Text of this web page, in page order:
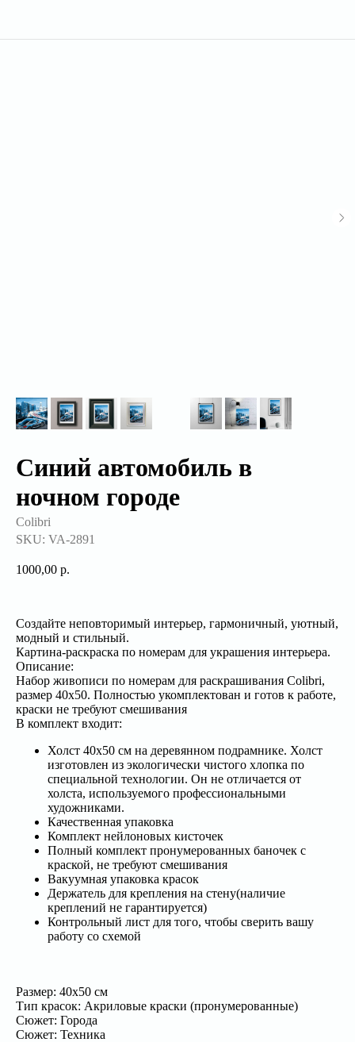
Синий автомобиль в
ночном городе
Colibri
SKU: VA-2891
1000,00 р.
Создайте неповторимый интерьер, гармоничный, уютный,
модный и стильный.
Картина-раскраска по номерам для украшения интерьера.
Описание:
Набор живописи по номерам для раскрашивания Colibri,
размер 40x50. Полностью укомплектован и готов к работе,
краски не требуют смешивания
В комплект входит:
Холст 40x50 см на деревянном подрамнике. Холст
изготовлен из экологически чистого хлопка по
специальной технологии. Он не отличается от
холста, используемого профессиональными
художниками.
Качественная упаковка
Комплект нейлоновых кисточек
Полный комплект пронумерованных баночек с
краской, не требуют смешивания
Вакуумная упаковка красок
Держатель для крепления на стену(наличие
креплений не гарантируется)
Контрольный лист для того, чтобы сверить вашу
работу со схемой
Размер: 40х50 см
Тип красок: Акриловые краски (пронумерованные)
Сюжет: Города
Сюжет: Техника